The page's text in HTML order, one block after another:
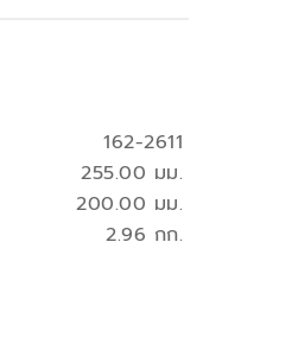
200.00 มม.
162-2611
2.96 กก.
255.00 มม.